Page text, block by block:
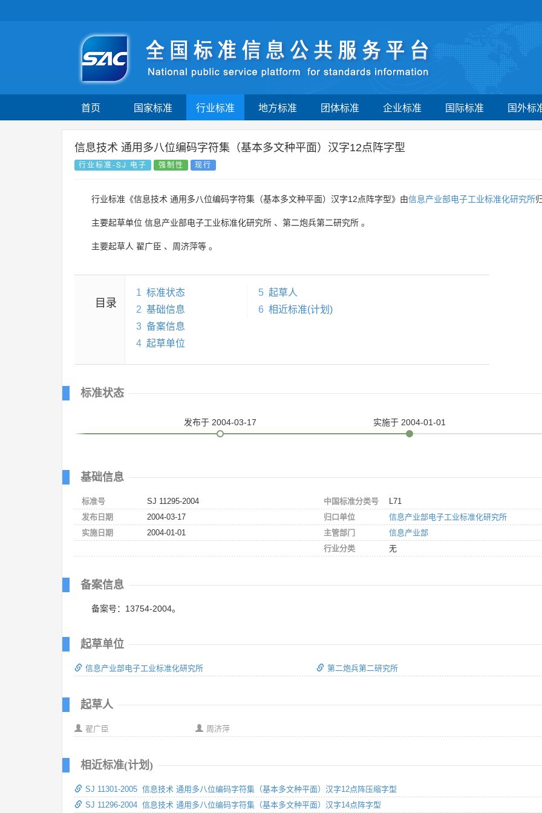
首页 国家标准 行业标准 地方标准 团体标准 企业标准 国际标准 国外标
信息技术 通用多八位编码字符集（基本多文种平面）汉字12点阵字型
行业标准-SJ 电子 强制性 现行
行业标准《信息技术 通用多八位编码字符集（基本多文种平面）汉字12点阵字型》由信息产业部电子工业标准化研究所
主要起草单位 信息产业部电子工业标准化研究所 、 第二炮兵第二研究所 。
主要起草人 翟广臣 、 周济萍等 。
目录
1 标准状态
2 基础信息
3 备案信息
4 起草单位
5 起草人
6 相近标准(计划)
标准状态
发布于 2004-03-17 实施于 2004-01-01
基础信息
标准号
SJ 11295-2004
发布日期
2004-03-17
实施日期
2004-01-01
中国标准分类号
L71
归口单位
信息产业部电子工业标准化研究所
主管部门
信息产业部
行业分类
无
备案信息
备案号：13754-2004。
起草单位
信息产业部电子工业标准化研究所 第二炮兵第二研究所
起草人
翟广臣 周济萍
相近标准(计划)
SJ 11301-2005 信息技术 通用多八位编码字符集（基本多文种平面）汉字12点阵压缩字型
SJ 11296-2004 信息技术 通用多八位编码字符集（基本多文种平面）汉字14点阵字型